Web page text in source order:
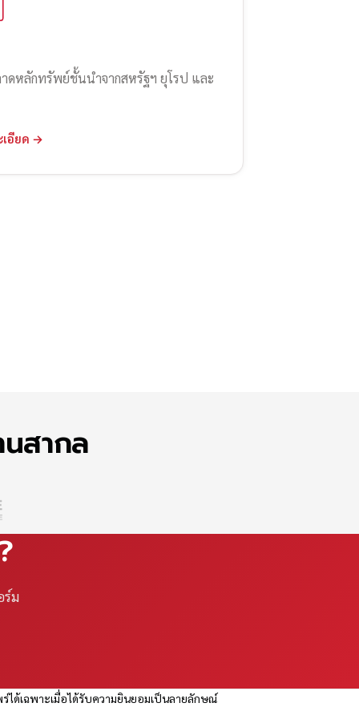
ดหลักทรัพย์ชั้นนำจากสหรัฐฯ ยุโรป และ
เอียด →
สากล
ร์ม
ได้เฉพาะเมื่อได้รับความยินยอมเป็นลายลักษณ์